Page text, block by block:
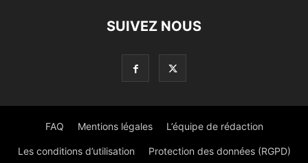
SUIVEZ NOUS
FAQ Mentions légales L’équipe de rédaction
Les conditions d’utilisation Protection des données (RGPD)